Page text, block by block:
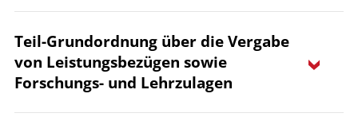
Universität
Teil-Grundordnung über die Vergabe
von Leistungsbezügen sowie
Forschungs- und Lehrzulagen